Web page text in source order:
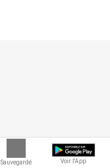
Sauvegardé Voir l'App